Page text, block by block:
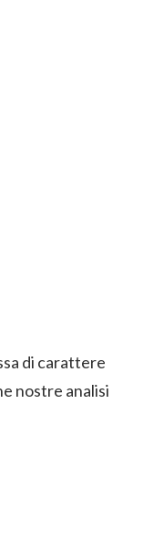
di carattere
nostre analisi